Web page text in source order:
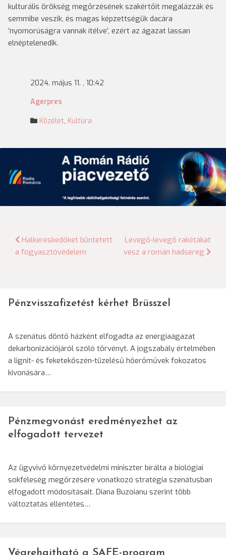
kulturális örökség megőrzésének szakértőit megalázzák és
semmibe veszik, és magas képzettségük dacára
‘nyomorúságra vannak ítélve’, ezért az ágazat lassan
elnéptelenedik.
2024. május 11. , 10:42
Agerpres
Közélet, Kultúra
Bejegyzés
navigáció
Halkereskedőket büntetett
a fogyasztóvédelem
Levegő-levegő rakétákat
vesz a román hadsereg
Pénzvisszafizetést kérhet Brüsszel
A szenátus döntő házként elfogadta az energiaágazat
dekarbonizációjáról szóló törvényt. A jogszabály értelmében
a lignit- és feketekőszén-tüzelésű hőerőművek fokozatos
kivonására…
Pénzmegvonást eredményezhet az
elfogadott tervezet
Az ügyvivő környezetvédelmi miniszter bírálta a biológiai
sokféleség megőrzésére vonatkozó stratégia szenátusban
elfogadott módosításait. Diana Buzoianu szerint több
változtatás ellentétes…
Végrehajtható a SAFE-program